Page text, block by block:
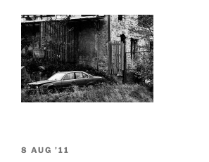
POSTED
8 AUG ’11